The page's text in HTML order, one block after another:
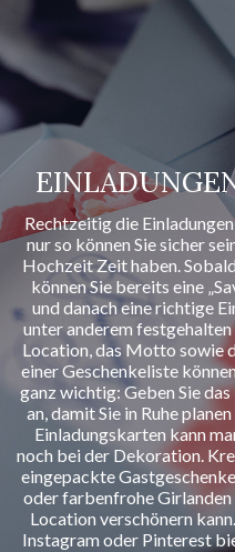
Rechtzeitig die
nur so können Sie sicher
Hochzeit Zeit haben.
können Sie bereits eine
und danach eine richtige
unter anderem
Location, das Motto sowie
einer Geschenkeliste
ganz wichtig: Geben Sie
an, damit Sie in Ruhe
Einladungskarten kann
noch bei der Dekoration.
eingepackte
oder farbenfrohe Girlanden
Location verschönern
Instagram oder Pinterest